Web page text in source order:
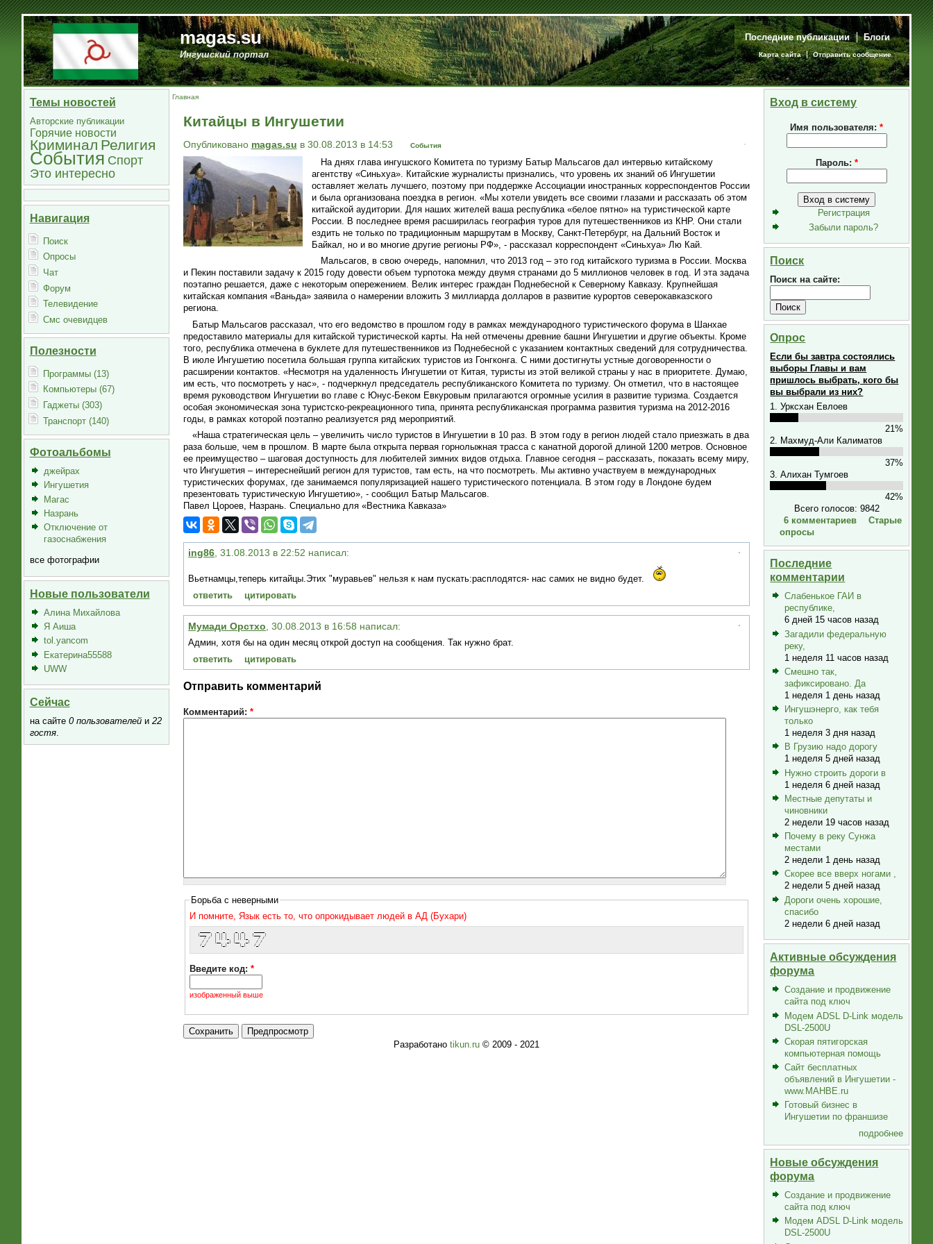
magas.su
Ингушский портал
Последние публикации Блоги
Карта сайта Отправить сообщение
Темы новостей
Авторские публикации
Горячие новости
Криминал Религия
События Спорт
Это интересно
Навигация
Поиск
Опросы
Чат
Форум
Телевидение
Смс очевидцев
Полезности
Программы (13)
Компьютеры (67)
Гаджеты (303)
Транспорт (140)
Фотоальбомы
джейрах
Ингушетия
Магас
Назрань
Отключение от
газоснабжения
все фотографии
Новые пользователи
Алина Михайлова
Я Аиша
tol.yancom
Екатерина55588
UWW
Сейчас
на сайте 0 пользователейи 22
гостя.
Главная
Китайцы в Ингушетии
Опубликовано magas.su в 30.08.2013 в 14:53 События
На днях глава ингушского Комитета по туризму Батыр Мальсагов дал интервью китайскому
агентству «Синьхуа». Китайские журналисты признались, что уровень их знаний об Ингушетии
оставляет желать лучшего, поэтому при поддержке Ассоциации иностранных корреспондентов России
и была организована поездка в регион. «Мы хотели увидеть все своими глазами и рассказать об этом
китайской аудитории. Для наших жителей ваша республика «белое пятно» на туристической карте
России. В последнее время расширилась география туров для путешественников из КНР. Они стали
ездить не только по традиционным маршрутам в Москву, Санкт-Петербург, на Дальний Восток и
Байкал, но и во многие другие регионы РФ», - рассказал корреспондент «Синьхуа» Лю Кай.
Мальсагов, в свою очередь, напомнил, что 2013 год – это год китайского туризма в России. Москва
и Пекин поставили задачу к 2015 году довести объем турпотока между двумя странами до 5 миллионов человек в год. И эта задача
поэтапно решается, даже с некоторым опережением. Велик интерес граждан Поднебесной к Северному Кавказу. Крупнейшая
китайская компания «Ваньда» заявила о намерении вложить 3 миллиарда долларов в развитие курортов северокавказского
региона.
Батыр Мальсагов рассказал, что его ведомство в прошлом году в рамках международного туристического форума в Шанхае
предоставило материалы для китайской туристической карты. На ней отмечены древние башни Ингушетии и другие объекты. Кроме
того, республика отмечена в буклете для путешественников из Поднебесной с указанием контактных сведений для сотрудничества.
В июле Ингушетию посетила большая группа китайских туристов из Гонгконга. С ними достигнуты устные договоренности о
расширении контактов. «Несмотря на удаленность Ингушетии от Китая, туристы из этой великой страны у нас в приоритете. Думаю,
им есть, что посмотреть у нас», - подчеркнул председатель республиканского Комитета по туризму. Он отметил, что в настоящее
время руководством Ингушетии во главе с Юнус-Беком Евкуровым прилагаются огромные усилия в развитие туризма. Создается
особая экономическая зона туристско-рекреационного типа, принята республиканская программа развития туризма на 2012-2016
годы, в рамках которой поэтапно реализуется ряд мероприятий.
«Наша стратегическая цель – увеличить число туристов в Ингушетии в 10 раз. В этом году в регион людей стало приезжать в два
раза больше, чем в прошлом. В марте была открыта первая горнолыжная трасса с канатной дорогой длиной 1200 метров. Основное
ее преимущество – шаговая доступность для любителей зимних видов отдыха. Главное сегодня – рассказать, показать всему миру,
что Ингушетия – интереснейший регион для туристов, там есть, на что посмотреть. Мы активно участвуем в международных
туристических форумах, где занимаемся популяризацией нашего туристического потенциала. В этом году в Лондоне будем
презентовать туристическую Ингушетию», - сообщил Батыр Мальсагов.
Павел Цороев, Назрань. Специально для «Вестника Кавказа»
ing86, 31.08.2013 в 22:52 написал:
Вьетнамцы,теперь китайцы.Этих "муравьев" нельзя к нам пускать:расплодятся- нас самих не видно будет.
ответить
цитировать
Мумади Орстхо , 30.08.2013 в 16:58 написал:
Админ, хотя бы на один месяц открой доступ на сообщения. Так нужно брат.
ответить
цитировать
Отправить комментарий
Комментарий: *
Борьба с неверными
И помните, Язык есть то, что опрокидывает людей в АД (Бухари)
|___  | | || |   | || |   |___  |
    / /  | || |_  | || |_     / /
   / /   |__   _| |__   _|   / /
  /_/       |_|      |_|    /_/
Введите код:*
изображенный выше
Разработано tikun.ru© 2009 - 2021
Вход в систему
Имя пользователя:*
Пароль: *
Регистрация
Забыли пароль?
Поиск
Поиск на сайте:
Опрос
Если бы завтра состоялись
выборы Главы и вам
пришлось выбрать, кого бы
вы выбрали из них?
1. Урксхан Евлоев
21%
2. Махмуд-Али Калиматов
37%
3. Алихан Тумгоев
42%
Всего голосов: 9842
6 комментариев
Старые
опросы
Последние
комментарии
Слабенькое ГАИ в
республике,
6 дней 15 часов назад
Загадили федеральную
реку,
1 неделя 11 часов назад
Смешно так,
зафиксировано. Да
1 неделя 1 день назад
Ингушэнерго, как тебя
только
1 неделя 3 дня назад
В Грузию надо дорогу
1 неделя 5 дней назад
Нужно строить дороги в
1 неделя 6 дней назад
Местные депутаты и
чиновники
2 недели 19 часов назад
Почему в реку Сунжа
местами
2 недели 1 день назад
Скорее все вверх ногами ,
2 недели 5 дней назад
Дороги очень хорошие,
спасибо
2 недели 6 дней назад
Активные обсуждения
форума
Создание и продвижение
сайта под ключ
Модем ADSL D-Link модель
DSL-2500U
Скорая пятигорская
компьютерная помощь
Сайт бесплатных
объявлений в Ингушетии -
www.MAHBE.ru
Готовый бизнес в
Ингушетии по франшизе
подробнее
Новые обсуждения
форума
Создание и продвижение
сайта под ключ
Модем ADSL D-Link модель
DSL-2500U